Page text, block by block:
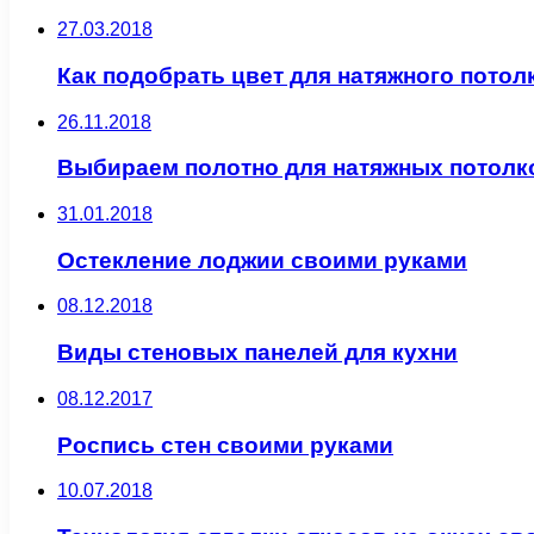
27.03.2018
Как подобрать цвет для натяжного
26.11.2018
Выбираем полотно для натяжных
31.01.2018
Остекление лоджии своими руками
08.12.2018
Виды стеновых панелей для кухни
08.12.2017
Роспись стен своими руками
10.07.2018